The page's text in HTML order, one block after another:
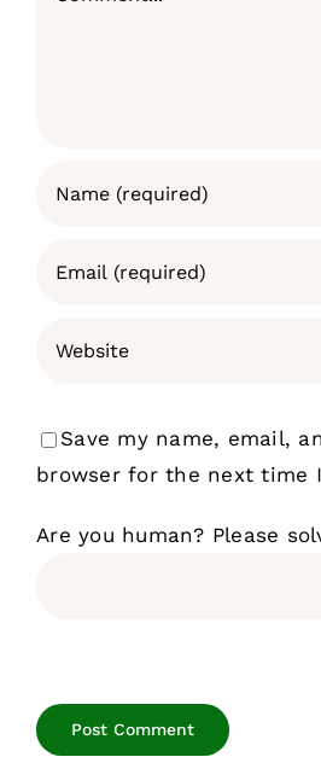
Save my name, email,
browser for the next time
Are you human? Please